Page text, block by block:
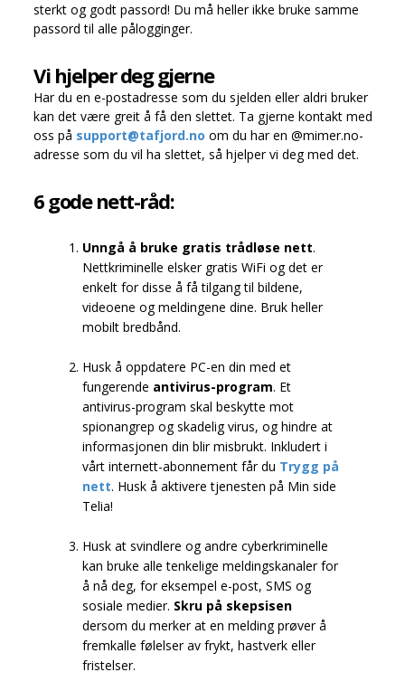
sterkt og godt passord! Du må heller ikke bruke samme
passord til alle pålogginger.
Vi hjelper deg gjerne
Har du en e-postadresse som du sjelden eller aldri bruker
kan det være greit å få den slettet. Ta gjerne kontakt med
oss på support@tafjord.no om du har en @mimer.no-
adresse som du vil ha slettet, så hjelper vi deg med det.
6 gode nett-råd:
Unngå å bruke gratis trådløse nett.
Nettkriminelle elsker gratis WiFi og det er
enkelt for disse å få tilgang til bildene,
videoene og meldingene dine. Bruk heller
mobilt bredbånd.
Husk å oppdatere PC-en din med et
fungerende antivirus-program. Et
antivirus-program skal beskytte mot
spionangrep og skadelig virus, og hindre at
informasjonen din blir misbrukt. Inkludert i
vårt internett-abonnement får du Trygg på
nett. Husk å aktivere tjenesten på Min side
Telia!
Husk at svindlere og andre cyberkriminelle
kan bruke alle tenkelige meldingskanaler for
å nå deg, for eksempel e-post, SMS og
sosiale medier. Skru på skepsisen
dersom du merker at en melding prøver å
fremkalle følelser av frykt, hastverk eller
fristelser.